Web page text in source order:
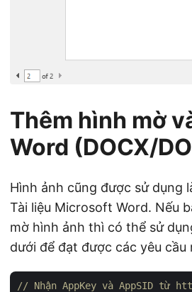
Thêm hình mờ
Word (DOCX/
Hình ảnh cũng được sử dụng
Tài liệu Microsoft Word. Nếu
mờ hình ảnh thì có thể sử
dưới để đạt được các yêu cầu
// Nhận AppKey và AppSID từ